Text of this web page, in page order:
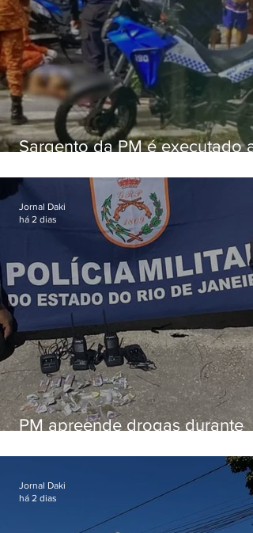
Sargento da PM é executado a
em Vaz Lobo
PM apreende drogas durante
Jornal Daki
há 2 dias
Jornal Daki
há 2 dias